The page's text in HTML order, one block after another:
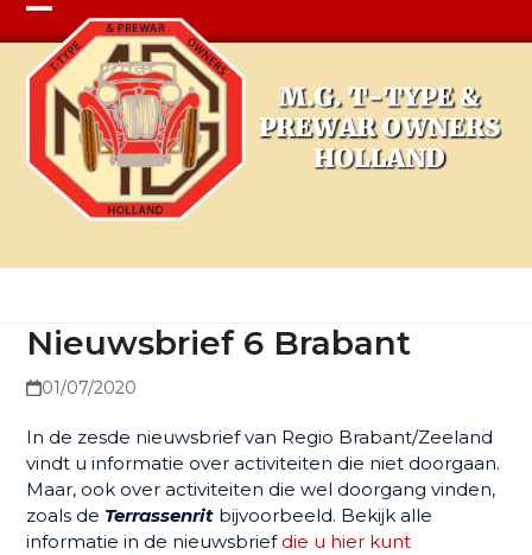
Open
mobile
menu
Close
mobile
menu
Nieuwsbrief 6 Brabant
01/07/2020
In de zesde nieuwsbrief van Regio Brabant/Zeeland
vindt u informatie over activiteiten die niet doorgaan.
Maar, ook over activiteiten die wel doorgang vinden,
zoals de Terrassenrit bijvoorbeeld. Bekijk alle
informatie in de nieuwsbrief die u hier kunt